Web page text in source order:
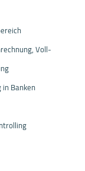
Voll-
Banken